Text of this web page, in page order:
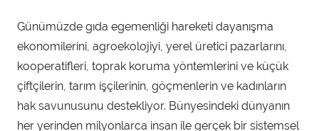
Günümüzde gıda egemenliği hareketi dayanışma
ekonomilerini, agroekolojiyi, yerel üretici pazarlarını,
kooperatifleri, toprak koruma yöntemlerini ve küçük
çiftçilerin, tarım işçilerinin, göçmenlerin ve kadınların
hak savunusunu destekliyor. Bünyesindeki dünyanın
her yerinden milyonlarca insan ile gerçek bir sistemsel